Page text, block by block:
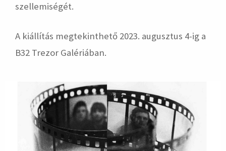
szellemiségét.
A kiállítás megtekinthető 2023. augusztus 4-ig a
B32 Trezor Galériában.